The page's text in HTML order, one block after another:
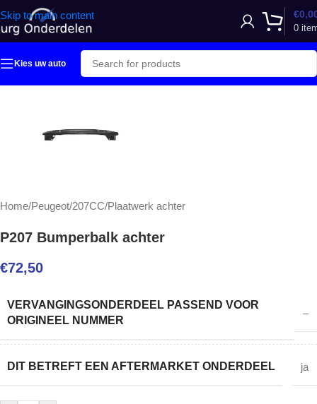
Skip to main content
0
€
Kies uw auto
Home/Peugeot/207CC/Plaatwerk achter
P207 Bumperbalk achter
€72,50
VERVANGINGSONDERDEEL PASSEND VOOR
ORIGINEEL NUMMER
–
DIT BETREFT EEN AFTERMARKET ONDERDEEL ja